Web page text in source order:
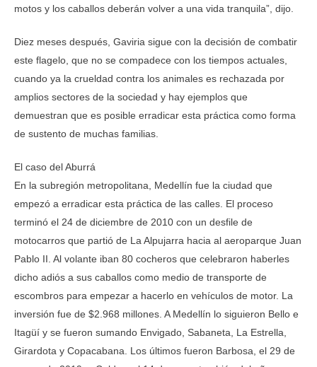
motos y los caballos deberán volver a una vida tranquila”, dijo.
Diez meses después, Gaviria sigue con la decisión de combatir
este flagelo, que no se compadece con los tiempos actuales,
cuando ya la crueldad contra los animales es rechazada por
amplios sectores de la sociedad y hay ejemplos que
demuestran que es posible erradicar esta práctica como forma
de sustento de muchas familias.
El caso del Aburrá
En la subregión metropolitana, Medellín fue la ciudad que
empezó a erradicar esta práctica de las calles. El proceso
terminó el 24 de diciembre de 2010 con un desfile de
motocarros que partió de La Alpujarra hacia al aeroparque Juan
Pablo II. Al volante iban 80 cocheros que celebraron haberles
dicho adiós a sus caballos como medio de transporte de
escombros para empezar a hacerlo en vehículos de motor. La
inversión fue de $2.968 millones. A Medellín lo siguieron Bello e
Itagüí y se fueron sumando Envigado, Sabaneta, La Estrella,
Girardota y Copacabana. Los últimos fueron Barbosa, el 29 de